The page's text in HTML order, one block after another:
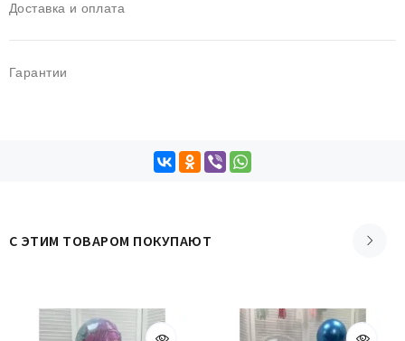
Доставка и оплата
Гарантии
С ЭТИМ ТОВАРОМ ПОКУПАЮТ